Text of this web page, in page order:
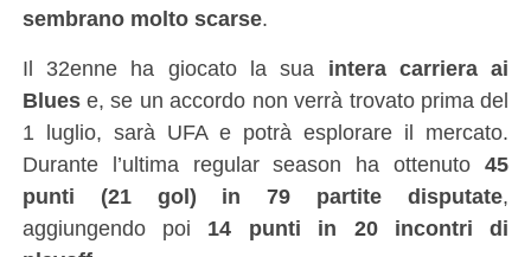
sembrano molto scarse.
Il 32enne ha giocato la sua intera carriera ai
Bluese, se un accordo non verrà trovato prima del
1 luglio, sarà UFA e potrà esplorare il mercato.
Durante l’ultima regular season ha ottenuto45
punti (21 gol) in 79 partite disputate,
aggiungendo poi 14 punti in 20 incontri di